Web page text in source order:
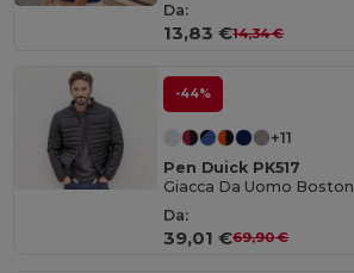
Da:
13,83 €14,34 €
-44%
+11
Pen Duick PK517
Giacca Da Uomo Boston
Da:
39,01 €69,90 €